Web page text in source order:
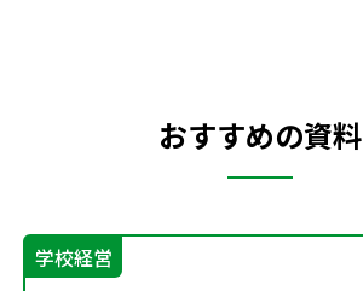
おすすめの資料
学校経営